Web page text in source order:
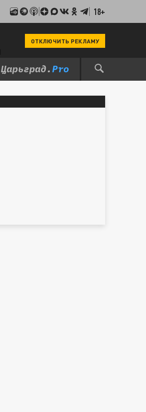
18+
ОТКЛЮЧИТЬ РЕКЛАМУ